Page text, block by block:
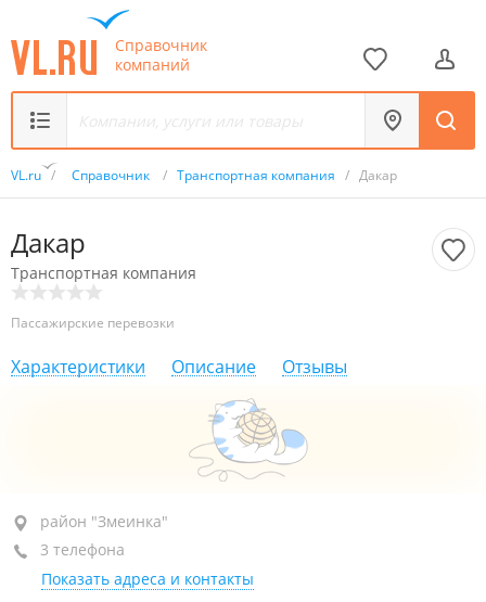
Справочник
компаний
VL.ru / Справочник / Транспортная компания / Дакар
Дакар
Транспортная компания
Пассажирские перевозки
Характеристики Описание Отзывы
район "Змеинка", ул. Калинина, 244
+7 914 792-11-22
+7 914 320-49-59
район "Змеинка"
3 телефона
Показать адреса и контакты